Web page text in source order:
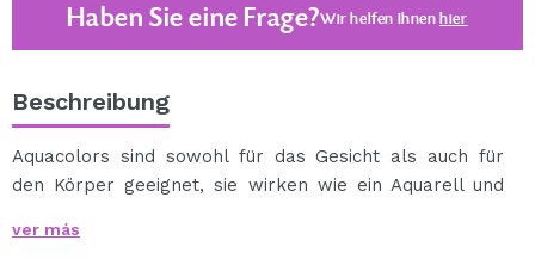
Haben Sie eine Frage?Wir helfen Ihnenhier
Beschreibung
Aquacolors sind sowohl für das Gesicht als auch für
den Körper geeignet, sie wirken wie ein Aquarell und
Anfängern verwendet werden.
ver más